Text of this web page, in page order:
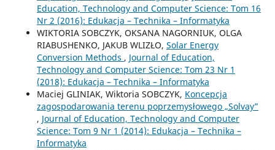
Education, Technology and Computer Science: Tom 16
Nr 2 (2016): Edukacja – Technika – Informatyka
WIKTORIA SOBCZYK, OKSANA NAGORNIUK, OLGA
RIABUSHENKO, JAKUB WLIZŁO, Solar Energy
Conversion Methods , Journal of Education,
Technology and Computer Science: Tom 23 Nr 1
(2018): Edukacja – Technika – Informatyka
Maciej GLINIAK, Wiktoria SOBCZYK, Koncepcja
zagospodarowania terenu poprzemysłowego „Solvay”
, Journal of Education, Technology and Computer
Science: Tom 9 Nr 1 (2014): Edukacja – Technika –
Informatyka